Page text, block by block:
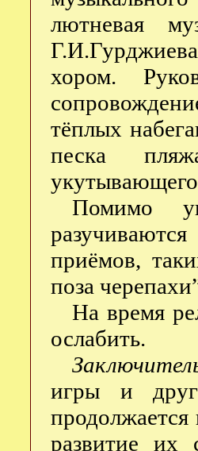
лютневая
хором.
тёплых
песка
Помимо
приёмов,
поза
На время
ослабить.
игры и
продолжается
развитие их